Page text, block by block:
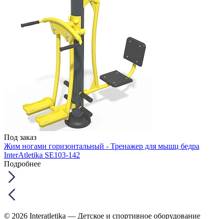
Под заказ
Жим ногами горизонтальный - Тренажер для мышц бедра
InterAtletika SE103-142
Подробнее
© 2026 Interatletika — Детское и спортивное оборудование